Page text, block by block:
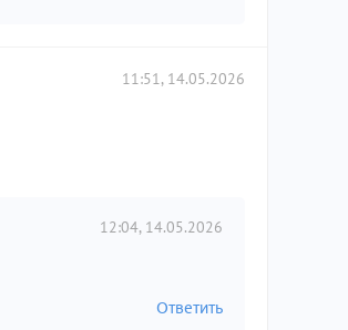
11:51, 14.05.2026
12:04, 14.05.2026
Ответить